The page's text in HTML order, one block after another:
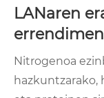
LANaren
Nitrogenoa
hazkuntzarako,